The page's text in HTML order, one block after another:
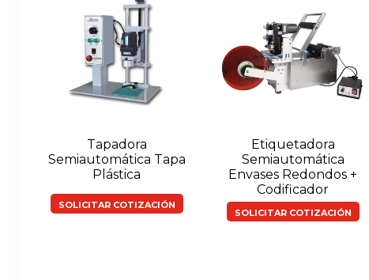
Tapadora
Semiautomática Tapa
Plástica
SOLICITAR COTIZACIÓN
Etiquetadora
Semiautomática
Envases Redondos +
Codificador
SOLICITAR COTIZACIÓN